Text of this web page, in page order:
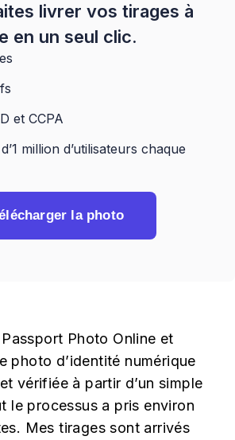
livrer vos tirages à
en un seul clic.
et CCPA
million d’utilisateurs chaque
la photo
Passport Photo Online et
photo d’identité numérique
vérifiée à partir d’un simple
le processus a pris environ
Mes tirages sont arrivés